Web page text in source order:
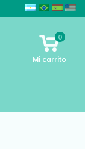
Mi carrito
0